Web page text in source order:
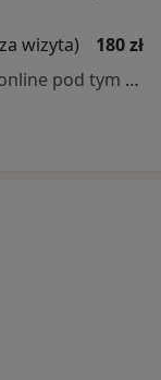
wizyta)
180 zł
Specjalista nie oferuje umawiania online pod tym adresem.